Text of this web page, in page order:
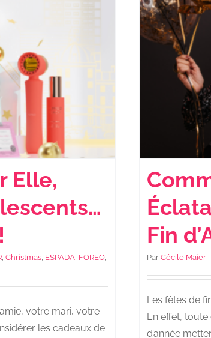
Elle,
, Christmas, ESPADA, FOREO,
votre mari, votre
les cadeaux de
Fin
Par Cécile Maier
Les fêtes de
En effet,
d’année